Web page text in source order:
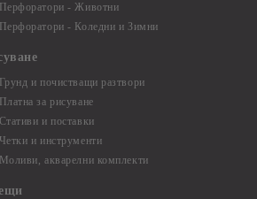
Перфоратори - Животни
Перфоратори - Коледни и Зимни
Грунд и почистващи разтвори
Платна за рисуване
Стативи и поставки
Четки и инструменти
Моливи, акварелни комплекти